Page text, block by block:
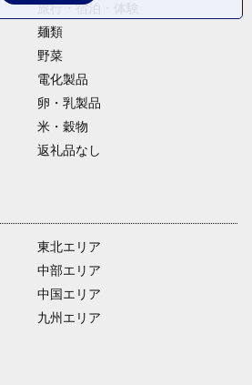
旅行・宿泊・体験
麺類
野菜
電化製品
卵・乳製品
米・穀物
返礼品なし
東北エリア
中部エリア
中国エリア
九州エリア